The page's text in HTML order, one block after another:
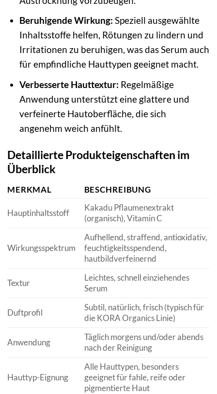
Beruhigende Wirkung: Speziell ausgewählte
Inhaltsstoffe helfen, Rötungen zu lindern und
Irritationen zu beruhigen, was das Serum auch
für empfindliche Hauttypen geeignet macht.
Verbesserte Hauttextur: Regelmäßige
Anwendung unterstützt eine glattere und
verfeinerte Hautoberfläche, die sich
angenehm weich anfühlt.
Detaillierte Produkteigenschaften im
Überblick
MERKMAL BESCHREIBUNG
Hauptinhaltsstoff
Kakadu Pflaumenextrakt
(organisch), Vitamin C
Wirkungsspektrum
Aufhellend, straffend, antioxidativ,
feuchtigkeitsspendend,
hautbildverfeinernd
Textur
Leichtes, schnell einziehendes
Serum
Duftprofil
Subtil, natürlich, frisch (typisch für
die KORA Organics Linie)
Anwendung
Täglich morgens und/oder abends
nach der Reinigung
Hauttyp-Eignung
Alle Hauttypen, besonders
geeignet für fahle, reife oder
pigmentierte Haut